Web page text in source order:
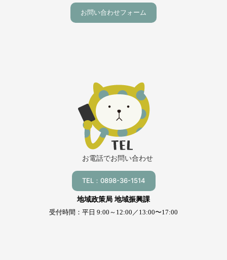
お問い合わせフォーム
お電話でお問い合わせ
TEL：0898-36-1514
地域政策局 地域振興課
受付時間：平日 9:00～12:00／13:00〜17:00